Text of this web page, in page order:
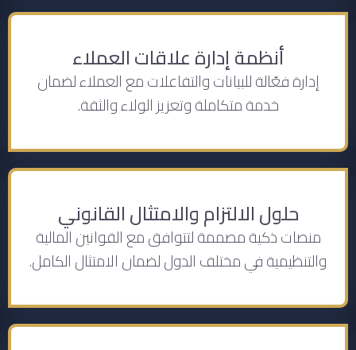
أنظمة إدارة علاقات العملاء
إدارة فعّالة للبيانات والتفاعلات مع العملاء لضمان
خدمة متكاملة وتعزيز الولاء والثقة.
حلول الالتزام والامتثال القانوني
منصات ذكية مصممة لتتوافق مع القوانين المالية
والتنظيمية في مختلف الدول لضمان الامتثال الكامل.